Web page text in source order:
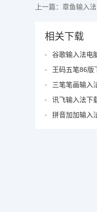
上一篇： 章鱼输入
相关下载
谷歌输入法电
王码五笔86版
三笔笔画输入
讯飞输入法下
拼音加加输入